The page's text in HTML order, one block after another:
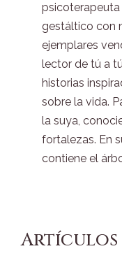
gestáltico con
ejemplares
lector de tú a
historias
sobre la vida.
la suya,
fortalezas. En
contiene el
Artículos